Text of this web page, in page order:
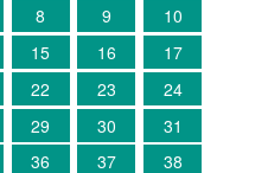
8 9
10
15 16
17
22 23
24
29 30
31
36 37
38